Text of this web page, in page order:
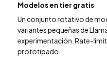
Modelos en tier gratis
Un conjunto rotativo de
variantes pequeñas de
experimentación. Rate-
prototipado.